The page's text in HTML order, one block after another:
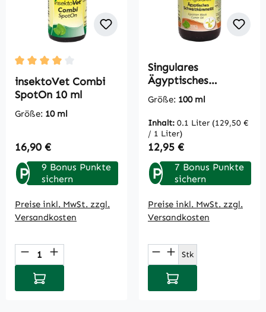
Durchschnittliche Bewertung von 4 von 5 Sternen
insektoVet Combi
SpotOn 10 ml
Größe: 10 ml
Regulärer Preis:
16,90 €
P
9 Bonus Punkte
sichern
Preise inkl. MwSt. zzgl.
Versandkosten
Produkt Anzahl: Gib den gewünschten
In den Warenkorb
Singulares
Ägyptisches
Schwarzkümmelöl
100 ml
Größe: 100 ml
Inhalt: 0.1 Liter (129,50 €
/ 1 Liter)
Regulärer Preis:
12,95 €
P
7 Bonus Punkte
sichern
Preise inkl. MwSt. zzgl.
Versandkosten
Produkt Anzahl:
Stk
In den Warenkorb